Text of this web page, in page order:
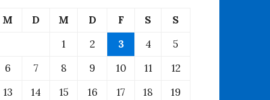
M D M D F S
S
1
2 3 4
5
6
7 8 9 10 11
12
13
14 15 16 17 18
19